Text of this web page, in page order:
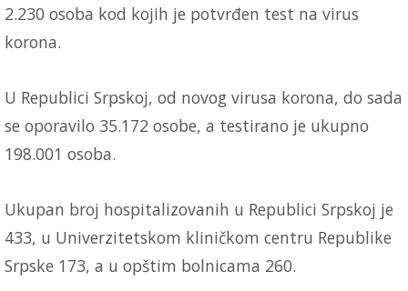
2.230 osoba kod kojih je potvrđen test na virus
korona.
U Republici Srpskoj, od novog virusa korona, do sada
se oporavilo 35.172 osobe, a testirano je ukupno
198.001 osoba.
Ukupan broj hospitalizovanih u Republici Srpskoj je
433, u Univerzitetskom kliničkom centru Republike
Srpske 173, a u opštim bolnicama 260.